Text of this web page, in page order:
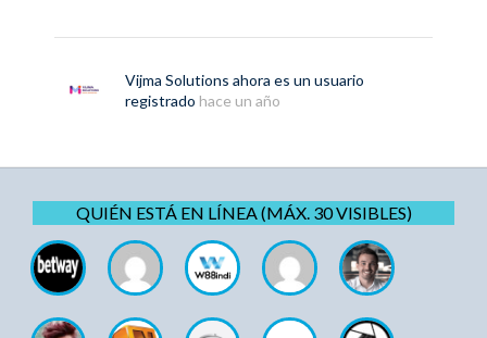
Vijma Solutions ahora es un usuario
registrado hace un año
QUIÉN ESTÁ EN LÍNEA (MÁX. 30 VISIBLES)